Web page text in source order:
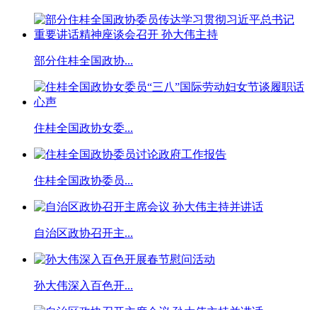
部分住桂全国政协...
住桂全国政协女委...
住桂全国政协委员...
自治区政协召开主...
孙大伟深入百色开...